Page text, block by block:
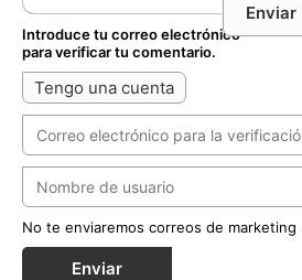
Enviar
Introduce tu correo electrónico
para verificar tu comentario.
Tengo una cuenta
No te enviaremos correos de marketing
Enviar